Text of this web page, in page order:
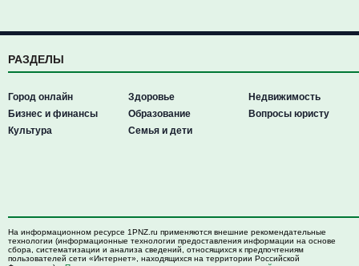
РАЗДЕЛЫ
Город онлайн
Бизнес и финансы
Культура
Здоровье
Образование
Семья и дети
Недвижимость
Вопросы юристу
На информационном ресурсе 1PNZ.ru применяются внешние рекомендательные
технологии (информационные технологии предоставления информации на основе
сбора, систематизации и анализа сведений, относящихся к предпочтениям
пользователей сети «Интернет», находящихся на территории Российской